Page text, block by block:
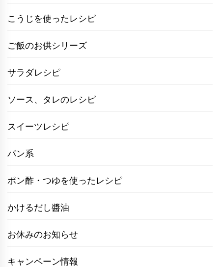
こうじを使ったレシピ
ご飯のお供シリーズ
サラダレシピ
ソース、タレのレシピ
スイーツレシピ
パン系
ポン酢・つゆを使ったレシピ
かけるだし醬油
お休みのお知らせ
キャンペーン情報